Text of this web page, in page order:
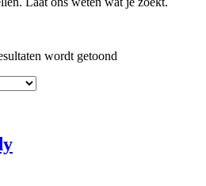
wordt getoond